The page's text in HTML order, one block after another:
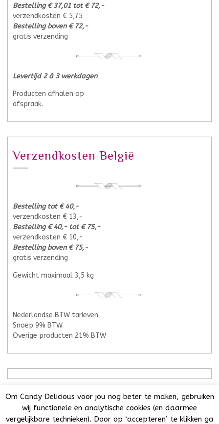
Bestelling € 37,01 tot € 72,-
verzendkosten € 5,75
Bestelling boven € 72,-
gratis verzending
Levertijd 2 á 3 werkdagen
Producten afhalen op
afspraak.
Verzendkosten België
Bestelling tot € 40,-
verzendkosten € 13,-
Bestelling € 40,- tot € 75,-
verzendkosten € 10,-
Bestelling boven € 75,-
gratis verzending
Gewicht maximaal 3,5 kg
Nederlandse BTW tarieven.
Snoep 9% BTW
Overige producten 21% BTW
Candy Delicious 2018-2025© | All Rights Reserved. | KvK:
Om Candy Delicious voor jou nog beter te maken, gebruiken
wij functionele en analytische cookies (en daarmee
vergelijkbare technieken). Door op ‘accepteren’ te klikken ga